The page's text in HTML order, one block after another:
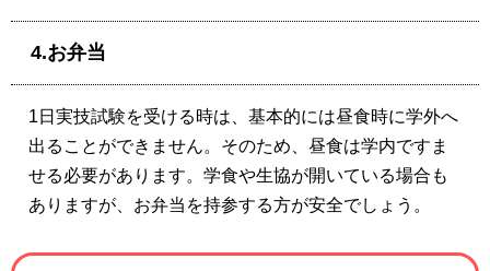
4.お弁当
1日実技試験を受ける時は、基本的には昼食時に学外へ
出ることができません。そのため、昼食は学内ですま
せる必要があります。学食や生協が開いている場合も
ありますが、お弁当を持参する方が安全でしょう。